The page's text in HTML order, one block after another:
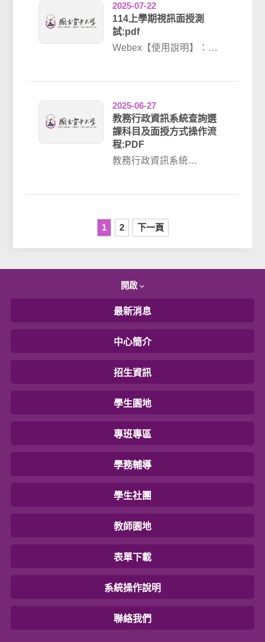
2025-07-22
114上學期視訊面授測
試:pdf
Webex【使用說明】：
2025-06-27
教務行政資訊系統查詢選
課科目及面授方式操作流
程:PDF
教務行政資訊系統
1 2 下一頁
開啟
最新消息
中心簡介
招生資訊
學生園地
專班專區
學務輔導
學生社團
教師園地
表單下載
系統操作說明
聯絡我們